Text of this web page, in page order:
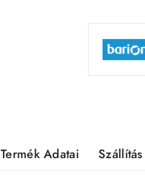
Termék Adatai